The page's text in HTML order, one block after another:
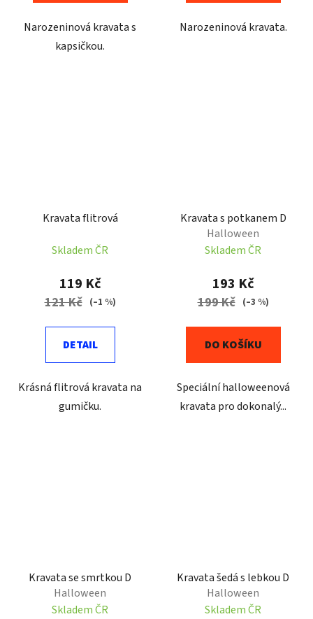
Narozeninová kravata s
kapsičkou.
Narozeninová kravata.
Kravata flitrová
Skladem ČR
119 Kč
121 Kč (–1 %)
DETAIL
Krásná flitrová kravata na
gumičku.
Kravata s potkanem D
Halloween
Skladem ČR
193 Kč
199 Kč (–3 %)
DO KOŠÍKU
Speciální halloweenová
kravata pro dokonalý...
Kravata se smrtkou D
Halloween
Skladem ČR
Kravata šedá s lebkou D
Halloween
Skladem ČR